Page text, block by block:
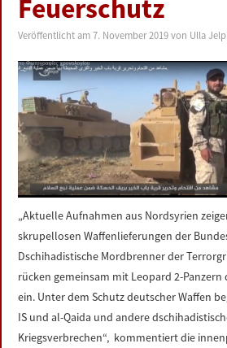
LINKS
DATENSCHUTZERKLÄRUNG
IMPRESSUM
Feuerschutz
Veröffentlicht am7. November 2019 von Ulla
„Aktuelle Aufnahmen aus Nordsyrien
skrupellosen Waffenlieferungen der
Dschihadistische Mordbrenner der
rücken gemeinsam mit Leopard 2-
ein. Unter dem Schutz deutscher Waffen
IS und al-Qaida und andere
Kriegsverbrechen“, kommentiert die